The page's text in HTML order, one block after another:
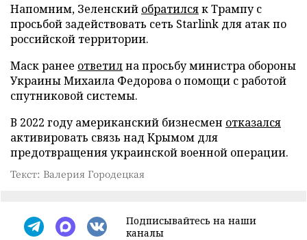
Напомним, Зеленский обратилсяк Трампу с
просьбой задействовать сеть Starlink для атак по
российской территории.
Маск ранее ответилна просьбу министра обороны
Украины Михаила Федорова о помощи с работой
спутниковой системы.
В 2022 году американский бизнесмен отказался
активировать связь над Крымом для
предотвращения украинской военной операции.
Текст: Валерия Городецкая
Подписывайтесь на наши
каналы